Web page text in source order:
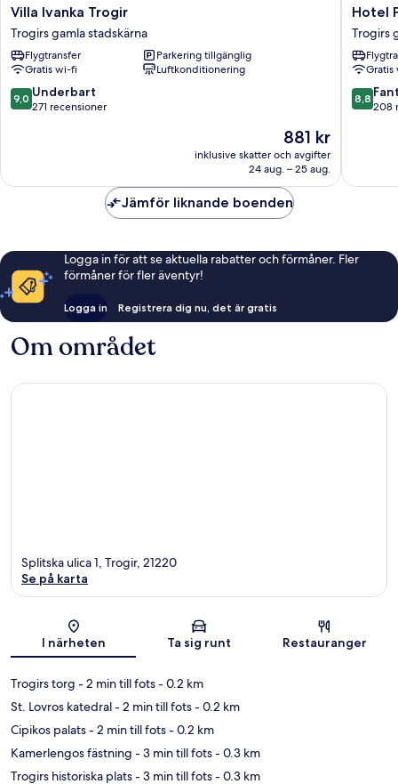
Villa
Ivanka
Trogir
Trogirs
gamla
stadskärna
Villa Ivanka Trogir
Trogirs gamla stadskärna
Flygtransfer
Parkering tillgänglig
Gratis wi-fi
Luftkonditionering
9.0
av
9,0 Underbart
271 recensioner
Priset
är
881 kr
881 kr
inklusive skatter och avgifter
24 aug. – 25 aug.
Hotel
Pasike
Trogirs
gamla
Hotel
Trogirs
8.8
av
8,8
208
Jämför liknande boenden
Logga in för att se aktuella rabatter och förmåner. Fler
förmåner för fler äventyr!
Logga in Registrera dig nu, det är gratis
Om området
Karta
Splitska ulica 1, Trogir, 21220
Se på karta
I närheten Ta sig runt Restauranger
Trogirs torg - 2 min till fots- 0.2 km
St. Lovros katedral- 2 min till fots- 0.2 km
Cipikos palats- 2 min till fots- 0.2 km
Kamerlengos fästning - 3 min till fots- 0.3 km
Trogirs historiska plats- 3 min till fots- 0.3 km